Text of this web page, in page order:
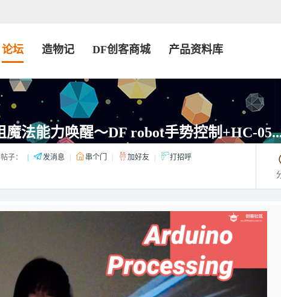
论坛 造物记 DF创客商城 产品资料库
魔法能力唤醒～DF robot手势控制+HC-
帖子： 发消息 串个门 加好友 打招呼